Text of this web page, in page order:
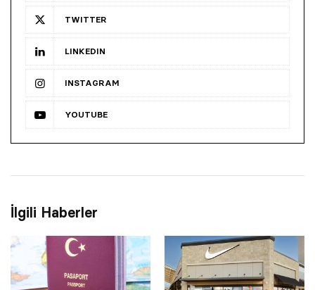
TWITTER
LINKEDIN
INSTAGRAM
YOUTUBE
İlgili Haberler